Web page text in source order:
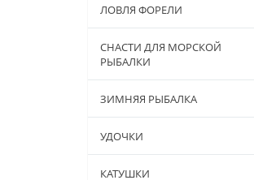
ЛОВЛЯ ФОРЕЛИ
СНАСТИ ДЛЯ МОРСКОЙ
РЫБАЛКИ
ЗИМНЯЯ РЫБАЛКА
УДОЧКИ
КАТУШКИ